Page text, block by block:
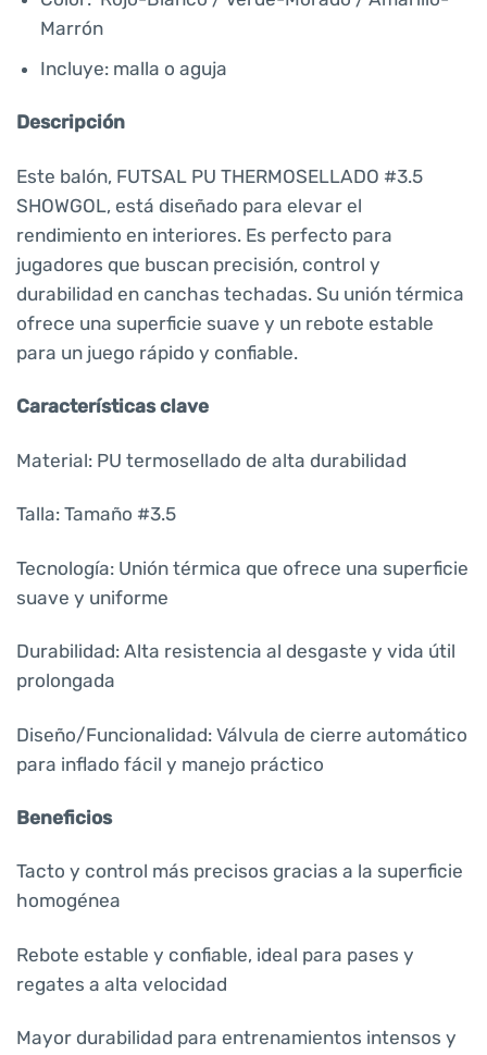
Marrón
Incluye: malla o aguja
Descripción
Este balón, FUTSAL PU THERMOSELLADO #3.5
SHOWGOL, está diseñado para elevar el
rendimiento en interiores. Es perfecto para
jugadores que buscan precisión, control y
durabilidad en canchas techadas. Su unión térmica
ofrece una superficie suave y un rebote estable
para un juego rápido y confiable.
Características clave
Material: PU termosellado de alta durabilidad
Talla: Tamaño #3.5
Tecnología: Unión térmica que ofrece una superficie
suave y uniforme
Durabilidad: Alta resistencia al desgaste y vida útil
prolongada
Diseño/Funcionalidad: Válvula de cierre automático
para inflado fácil y manejo práctico
Beneficios
Tacto y control más precisos gracias a la superficie
homogénea
Rebote estable y confiable, ideal para pases y
regates a alta velocidad
Mayor durabilidad para entrenamientos intensos y